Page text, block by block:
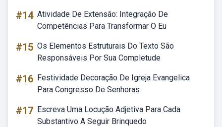
#14 Atividade De Extensão: Integração De
Competências Para Transformar O Eu
#15 Os Elementos Estruturais Do Texto São
Responsáveis Por Sua Completude
#16 Festividade Decoração De Igreja Evangelica
Para Congresso De Senhoras
#17 Escreva Uma Locução Adjetiva Para Cada
Substantivo A Seguir Brinquedo